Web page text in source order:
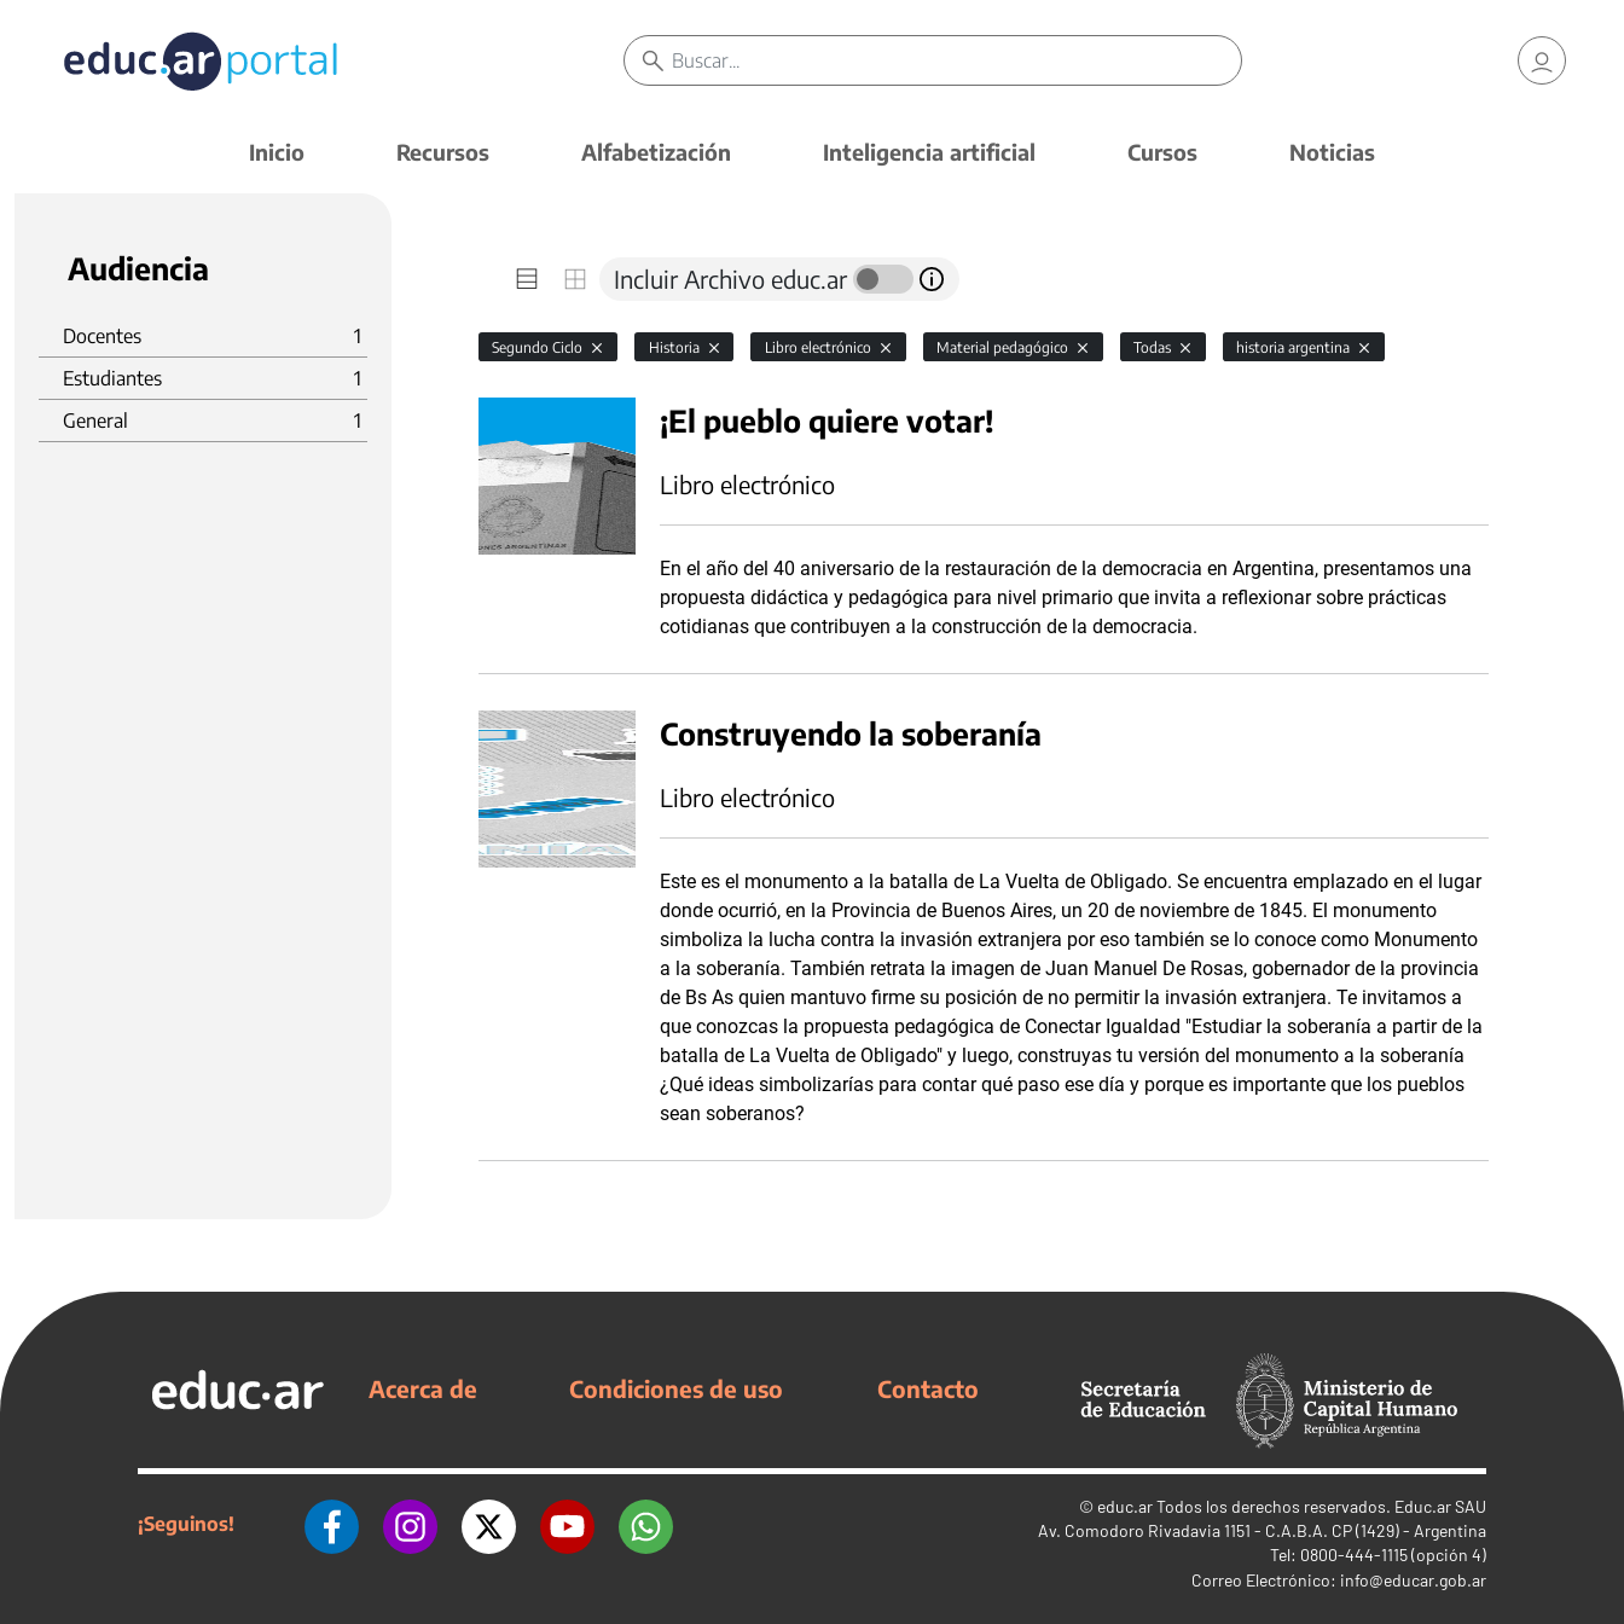
Inicio Recursos Alfabetización Inteligencia artificial Cursos Noticias
Audiencia
Docentes
1
Estudiantes
1
General
1
Incluir Archivo educ.ar
Segundo Ciclo Historia Libro electrónico Material pedagógico Todas historia argentina
¡El pueblo quiere votar!
Libro electrónico
En el año del 40 aniversario de la restauración de la democracia en Argentina, presentamos una
propuesta didáctica y pedagógica para nivel primario que invita a reflexionar sobre prácticas
cotidianas que contribuyen a la construcción de la democracia.
Construyendo la soberanía
Libro electrónico
Este es el monumento a la batalla de La Vuelta de Obligado. Se encuentra emplazado en el lugar
donde ocurrió, en la Provincia de Buenos Aires, un 20 de noviembre de 1845. El monumento
simboliza la lucha contra la invasión extranjera por eso también se lo conoce como Monumento
a la soberanía. También retrata la imagen de Juan Manuel De Rosas, gobernador de la provincia
de Bs As quien mantuvo firme su posición de no permitir la invasión extranjera. Te invitamos a
que conozcas la propuesta pedagógica de Conectar Igualdad "Estudiar la soberanía a partir de la
batalla de La Vuelta de Obligado" y luego, construyas tu versión del monumento a la soberanía
¿Qué ideas simbolizarías para contar qué paso ese día y porque es importante que los pueblos
sean soberanos?
Acerca de Condiciones de uso Contacto
¡Seguinos!
© educ.arTodos los derechos reservados. Educ.ar SAU
Av. Comodoro Rivadavia 1151 - C.A.B.A. CP (1429) - Argentina
Tel: 0800-444-1115 (opción 4)
Correo Electrónico: info@educar.gob.ar